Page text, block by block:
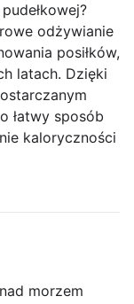
odżywianie
posiłków,
latach. Dzięki
łatwy sposób
kaloryczności
morzem